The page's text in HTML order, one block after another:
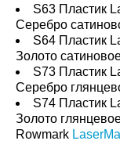
S63 Пластик
Серебро
S64 Пластик
Золото
S73 Пластик
Серебро
S74 Пластик
Золото
Rowmark